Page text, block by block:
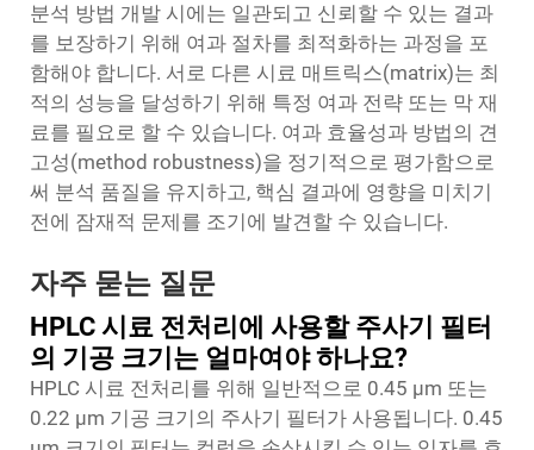
분석 방법 개발 시에는 일관되고 신뢰할 수 있는 결과
를 보장하기 위해 여과 절차를 최적화하는 과정을 포
함해야 합니다. 서로 다른 시료 매트릭스(matrix)는 최
적의 성능을 달성하기 위해 특정 여과 전략 또는 막 재
료를 필요로 할 수 있습니다. 여과 효율성과 방법의 견
고성(method robustness)을 정기적으로 평가함으로
써 분석 품질을 유지하고, 핵심 결과에 영향을 미치기
전에 잠재적 문제를 조기에 발견할 수 있습니다.
자주 묻는 질문
HPLC 시료 전처리에 사용할 주사기 필터
의 기공 크기는 얼마여야 하나요?
HPLC 시료 전처리를 위해 일반적으로 0.45 μm 또는
0.22 μm 기공 크기의 주사기 필터가 사용됩니다. 0.45